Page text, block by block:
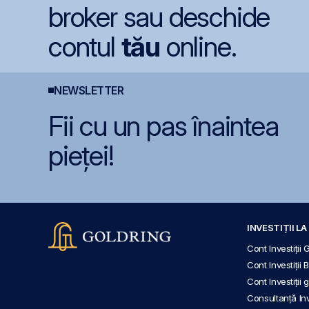
broker sau deschide
contul tău online.
NEWSLETTER
Fii cu un pas înaintea
pieței!
INVESTIȚII LA
Cont Investiții
Cont Investiții
Cont Investiții
Consultanță